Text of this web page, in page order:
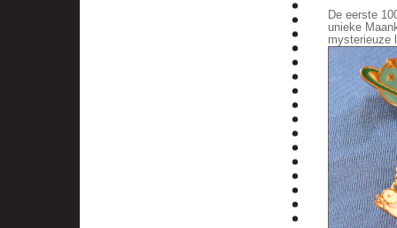
De eerste
unieke
mysterieuze